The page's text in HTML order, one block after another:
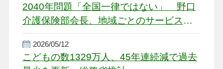
2040年問題「全国一律ではない」 野口
介護保険部会長、地域ごとのサービス基
盤整備を促す
2026/05/12
こどもの数1329万人、45年連続減で過去